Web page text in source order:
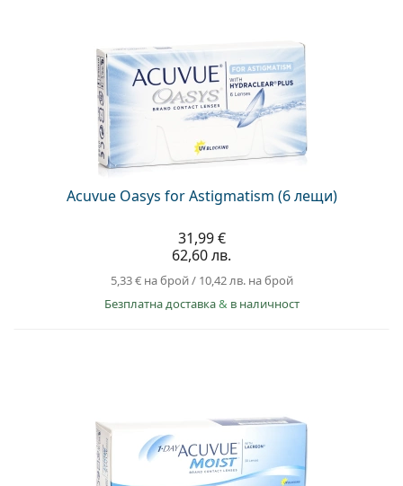
Acuvue Oasys for Astigmatism (6 лещи)
31,99 €
62,60 лв.
5,33 €на брой/ 10,42 лв.на брой
Безплатна доставка& в наличност